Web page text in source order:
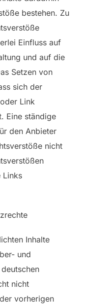
bestehen. Zu
Einfluss auf
und auf die
Setzen von
sich der
Link
Eine ständige
den Anbieter
nicht
Links
Inhalte
und
nicht
vorherigen